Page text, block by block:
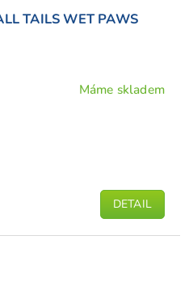
TAILS WET PAWS
Máme skladem
DETAIL